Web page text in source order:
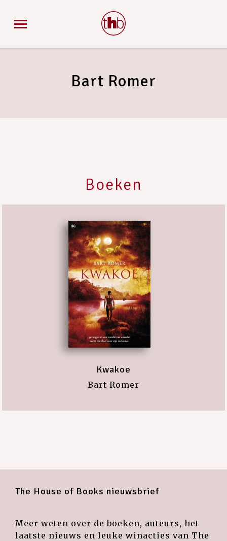
Bart Romer
Boeken
Kwakoe
Bart Romer
The House of Books nieuwsbrief
Meer weten over de boeken, auteurs, het
laatste nieuws en leuke winacties van The